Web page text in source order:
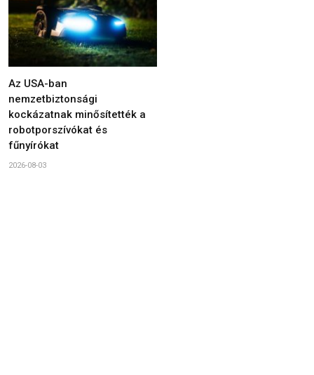
Az USA-ban
nemzetbiztonsági
kockázatnak minősítették a
robotporszívókat és
fűnyírókat
2026-08-03